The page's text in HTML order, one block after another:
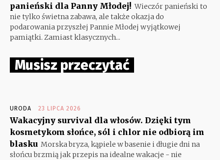
panieński dla Panny Młodej! Wieczór panieński to
nie tylko świetna zabawa, ale także okazja do
podarowania przyszłej Pannie Młodej wyjątkowej
pamiątki. Zamiast klasycznych...
Musisz przeczytać
URODA 23 LIPCA 2026
Wakacyjny survival dla włosów. Dzięki tym
kosmetykom słońce, sól i chlor nie odbiorą im
blasku Morska bryza, kąpiele w basenie i długie dni na
słońcu brzmią jak przepis na idealne wakacje - nie